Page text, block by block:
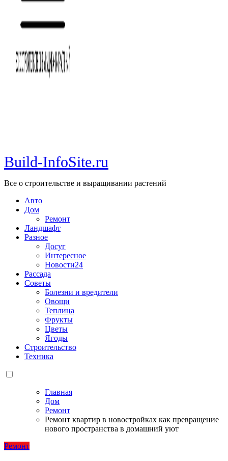
Build-InfoSite.ru
Все о строительстве и выращивании растений
Авто
Дом
Ремонт
Ландшафт
Разное
Досуг
Интересное
Новости24
Рассада
Советы
Болезни и вредители
Овощи
Теплица
Фрукты
Цветы
Ягоды
Строительство
Техника
Главная
Дом
Ремонт
Ремонт квартир в новостройках как превращение
нового пространства в домашний уют
Ремонт